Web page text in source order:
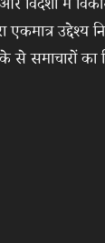
और विदेशों में
उद्देश्य
से समाचारों का